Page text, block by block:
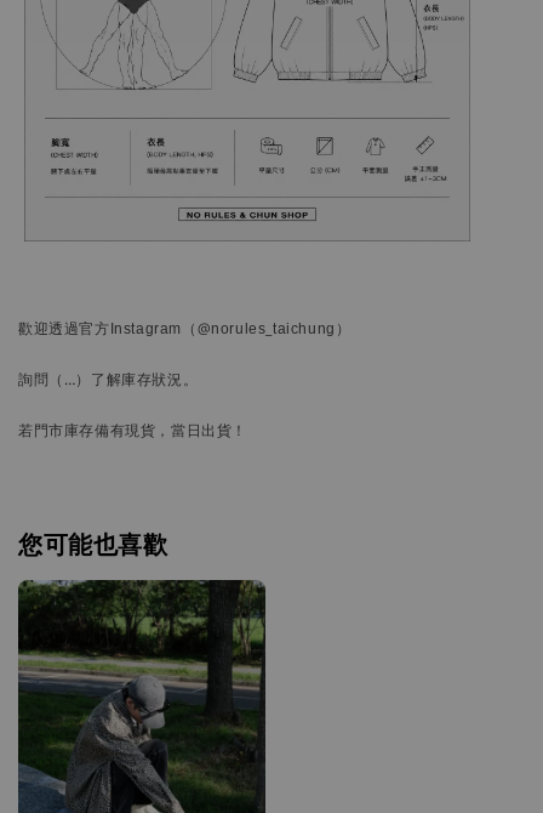
歡迎透過官方Instagram （@norules_taichung）
詢問 （…） 了解庫存狀況。
若門市庫存備有現貨，當日出貨！
您可能也喜歡